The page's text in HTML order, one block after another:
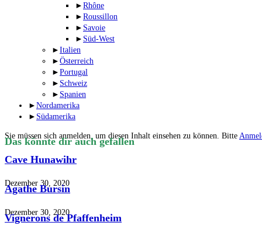
► Rhône
► Roussillon
► Savoie
► Süd-West
► Italien
► Österreich
► Portugal
► Schweiz
► Spanien
► Nordamerika
► Südamerika
Sie müssen sich anmelden, um diesen Inhalt einsehen zu können. Bitte
Das könnte dir auch gefallen
Cave Hunawihr
Dezember 30, 2020
Agathe Bursin
Dezember 30, 2020
Vignerons de Pfaffenheim